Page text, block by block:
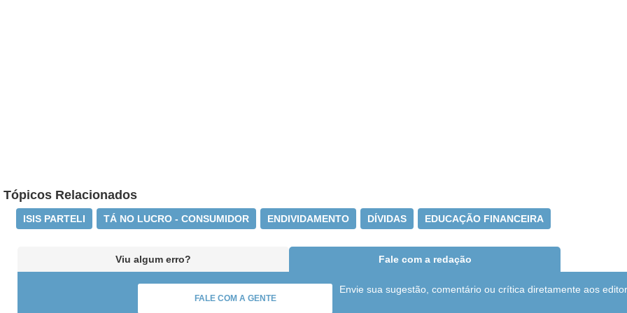
Tópicos Relacionados
ISIS PARTELI TÁ NO LUCRO - CONSUMIDOR ENDIVIDAMENTO DÍVIDAS EDUCAÇÃO FINANCEIRA
Viu algum erro? Fale com a redação
FALE COM A GENTE
Envie sua sugestão, comentário ou crítica diretamente aos